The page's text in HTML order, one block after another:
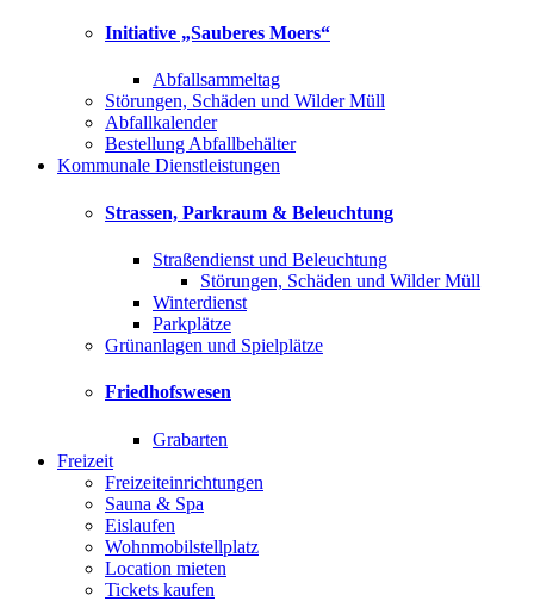
Initiative „Sauberes Moers“
Abfallsammeltag
Störungen, Schäden und Wilder Müll
Abfallkalender
Bestellung Abfallbehälter
Kommunale Dienstleistungen
Strassen, Parkraum & Beleuchtung
Straßendienst und Beleuchtung
Störungen, Schäden und Wilder Müll
Winterdienst
Parkplätze
Grünanlagen und Spielplätze
Friedhofswesen
Grabarten
Freizeit
Freizeiteinrichtungen
Sauna & Spa
Eislaufen
Wohnmobilstellplatz
Location mieten
Tickets kaufen